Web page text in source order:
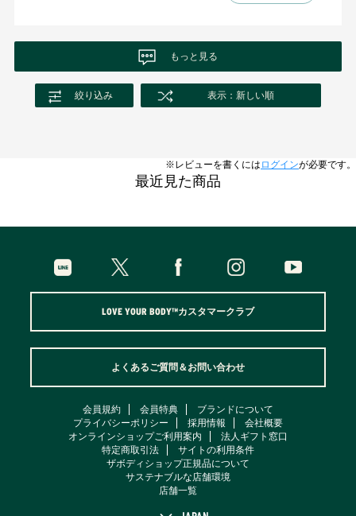
もっと見る
絞り込み 表示：新しい順
※レビューを書くには ログインが必要です。
最近見た商品
LOVE YOUR BODY™カスタマークラブ
よくあるご質問＆お問い合わせ
会員規約 会員特典
ブランドについて
プライバシーポリシー
採用情報
会社概要
オンラインショップご利用案内
法人ギフト窓口
特定商取引法
サイトの利用条件
ザボディショップ正規品について
サステナブルな店舗環境
店舗一覧